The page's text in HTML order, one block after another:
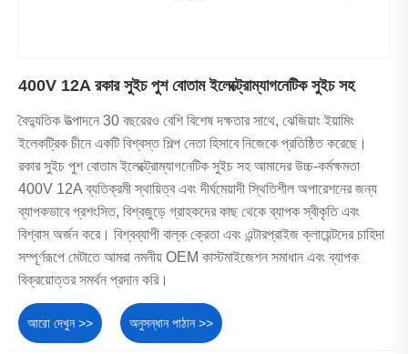
400V 12A রকার সুইচ পুশ বোতাম ইলেক্ট্রোম্যাগনেটিক সুইচ সহ
বৈদ্যুতিক উত্পাদনে 30 বছরেরও বেশি বিশেষ দক্ষতার সাথে, ঝেজিয়াং ইয়ামিং
ইলেকট্রিক চীনে একটি বিশ্বস্ত শিল্প নেতা হিসাবে নিজেকে প্রতিষ্ঠিত করেছে।
রকার সুইচ পুশ বোতাম ইলেক্ট্রোম্যাগনেটিক সুইচ সহ আমাদের উচ্চ-কর্মক্ষমতা
400V 12A ব্যতিক্রমী স্থায়িত্ব এবং দীর্ঘমেয়াদী স্থিতিশীল অপারেশনের জন্য
ব্যাপকভাবে প্রশংসিত, বিশ্বজুড়ে গ্রাহকদের কাছ থেকে ব্যাপক স্বীকৃতি এবং
বিশ্বাস অর্জন করে। বিশ্বব্যাপী বাল্ক ক্রেতা এবং এন্টারপ্রাইজ ক্লায়েন্টদের চাহিদা
সম্পূর্ণরূপে মেটাতে আমরা নমনীয় OEM কাস্টমাইজেশন সমাধান এবং ব্যাপক
বিক্রয়োত্তর সমর্থন প্রদান করি।
আরো দেখুন >> অনুসন্ধান পাঠান >>